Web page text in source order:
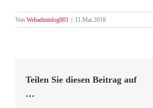
Von Webadminlog001 | 11.Mai.2018
Teilen Sie diesen Beitrag auf
…